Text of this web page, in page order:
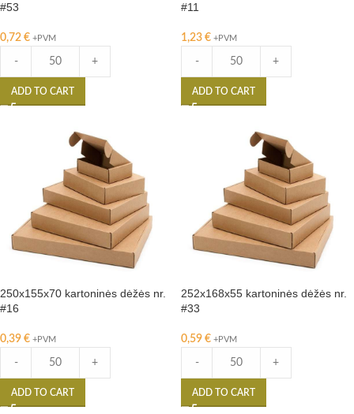
#53
0,72 € +PVM
- +
ADD TO CART
#11
1,23 € +PVM
- +
ADD TO CART
250x155x70 kartoninės dėžės nr.
#16
0,39 € +PVM
- +
ADD TO CART
252x168x55 kartoninės dėžės nr.
#33
0,59 € +PVM
- +
ADD TO CART